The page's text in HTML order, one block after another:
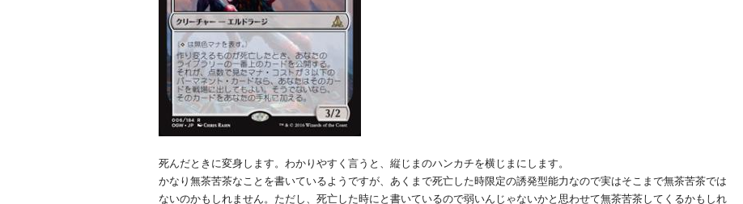
死んだときに変身します。わかりやすく言うと、縦じまのハンカチを横じまにします。
かなり無茶苦茶なことを書いているようですが、あくまで死亡した時限定の誘発型能力なので実はそこまで無茶苦茶では
ないのかもしれません。ただし、死亡した時にと書いているので弱いんじゃないかと思わせて無茶苦茶してくるかもしれ